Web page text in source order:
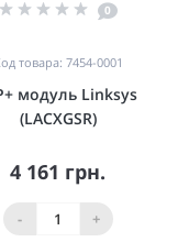
0
товара: 7454-0001
модуль Linksys
(LACXGSR)
4 161 грн.
- +